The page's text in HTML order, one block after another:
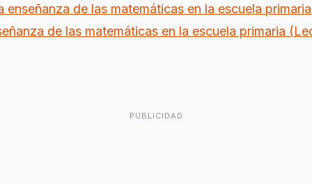
enseñanza de las matemáticas en la escuela
de las matemáticas en la escuela primaria
PUBLICIDAD